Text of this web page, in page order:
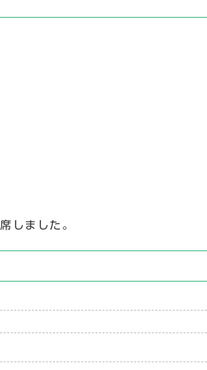
しました。